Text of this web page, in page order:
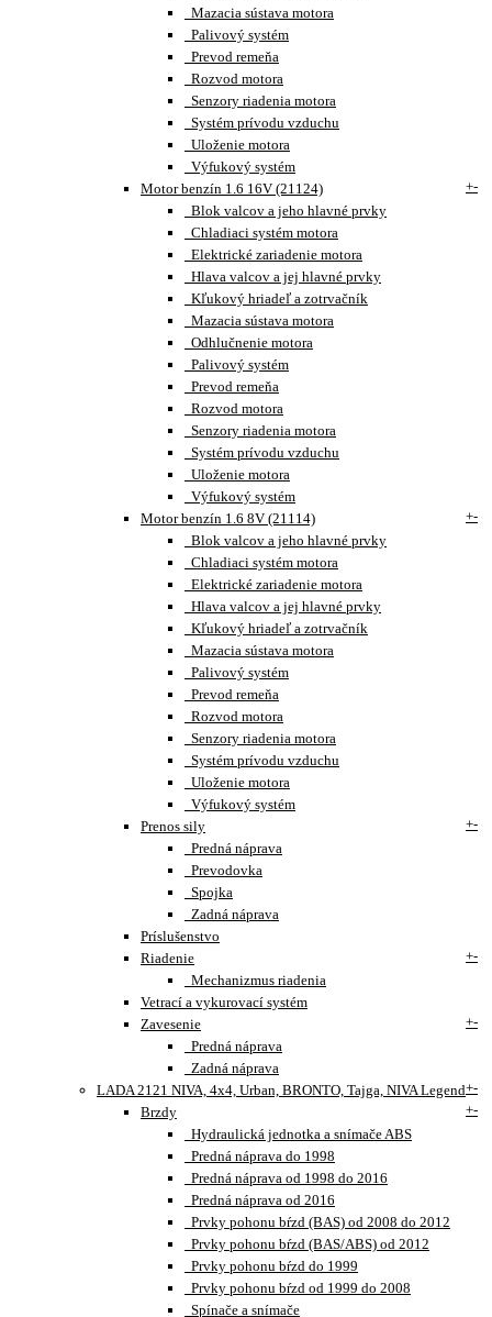
Mazacia sústava motora
Palivový systém
Prevod remeňa
Rozvod motora
Senzory riadenia motora
Systém prívodu vzduchu
Uloženie motora
Výfukový systém
Motor benzín 1.6 16V (21124)
+-
Blok valcov a jeho hlavné prvky
Chladiaci systém motora
Elektrické zariadenie motora
Hlava valcov a jej hlavné prvky
Kľukový hriadeľ a zotrvačník
Mazacia sústava motora
Odhlučnenie motora
Palivový systém
Prevod remeňa
Rozvod motora
Senzory riadenia motora
Systém prívodu vzduchu
Uloženie motora
Výfukový systém
Motor benzín 1.6 8V (21114)
+-
Blok valcov a jeho hlavné prvky
Chladiaci systém motora
Elektrické zariadenie motora
Hlava valcov a jej hlavné prvky
Kľukový hriadeľ a zotrvačník
Mazacia sústava motora
Palivový systém
Prevod remeňa
Rozvod motora
Senzory riadenia motora
Systém prívodu vzduchu
Uloženie motora
Výfukový systém
Prenos sily
+-
Predná náprava
Prevodovka
Spojka
Zadná náprava
Príslušenstvo
Riadenie
+-
Mechanizmus riadenia
Vetrací a vykurovací systém
Zavesenie
+-
Predná náprava
Zadná náprava
LADA 2121 NIVA, 4x4, Urban, BRONTO, Tajga, NIVA Legend+-
Brzdy
+-
Hydraulická jednotka a snímače ABS
Predná náprava do 1998
Predná náprava od 1998 do 2016
Predná náprava od 2016
Prvky pohonu bŕzd (BAS) od 2008 do 2012
Prvky pohonu bŕzd (BAS/ABS) od 2012
Prvky pohonu bŕzd do 1999
Prvky pohonu bŕzd od 1999 do 2008
Spínače a snímače